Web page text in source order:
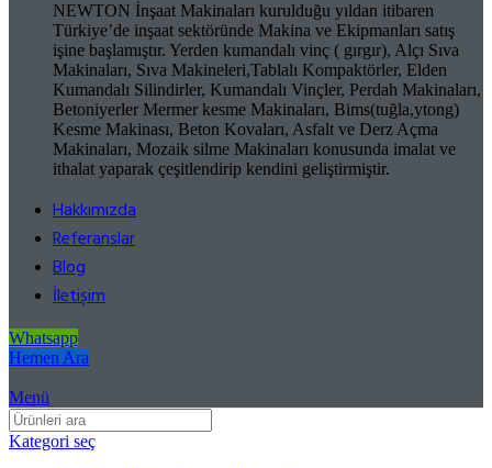
NEWTON İnşaat Makinaları kurulduğu yıldan itibaren
Türkiye’de inşaat sektöründe Makina ve Ekipmanları satış
işine başlamıştır. Yerden kumandalı vinç ( gırgır), Alçı Sıva
Makinaları, Sıva Makineleri,Tablalı Kompaktörler, Elden
Kumandalı Silindirler, Kumandalı Vinçler, Perdah Makinaları,
Betoniyerler Mermer kesme Makinaları, Bims(tuğla,ytong)
Kesme Makinası, Beton Kovaları, Asfalt ve Derz Açma
Makinaları, Mozaik silme Makinaları konusunda imalat ve
ithalat yaparak çeşitlendirip kendini geliştirmiştir.
Hakkımızda
Referanslar
Blog
İletişim
Whatsapp
Hemen Ara
Menü
Kategori seç